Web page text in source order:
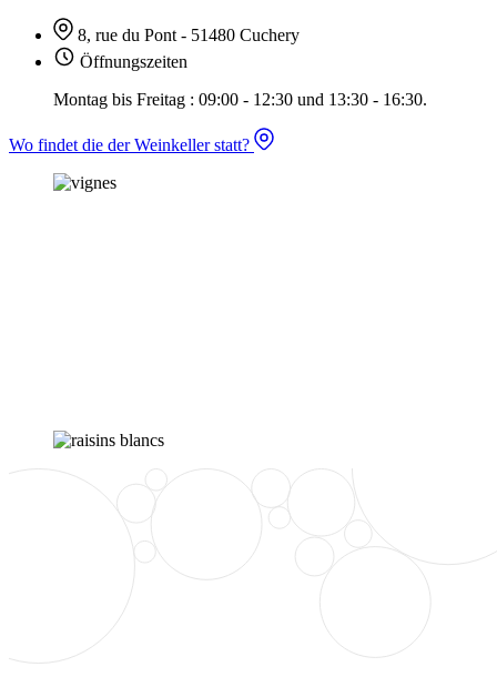
8, rue du Pont - 51480 Cuchery
Öffnungszeiten
Montag bis Freitag : 09:00 - 12:30 und 13:30 - 16:30.
Wo findet die der Weinkeller statt?